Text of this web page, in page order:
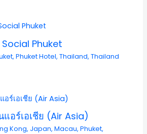
Phuket
,Phuket Hotel,Thailand,Thailand
อร์เอเชีย (Air Asia)
Kong, Japan,Macau,Phuket,